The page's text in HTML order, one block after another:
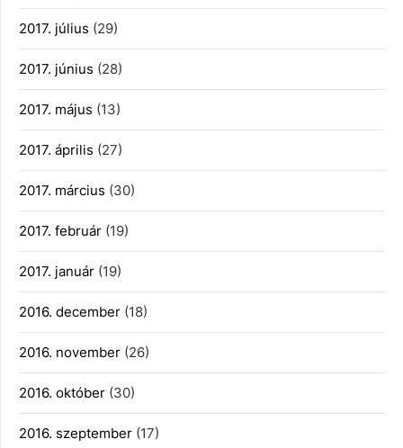
2017. július (29)
2017. június (28)
2017. május (13)
2017. április (27)
2017. március (30)
2017. február (19)
2017. január (19)
2016. december (18)
2016. november (26)
2016. október (30)
2016. szeptember (17)